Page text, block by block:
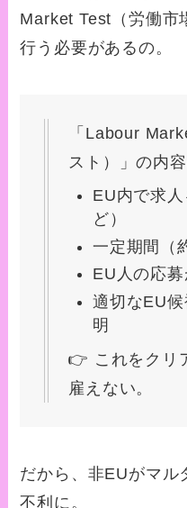
Market Test（労働市
行う必要があるの。
「Labour
スト）」の内容
EU内で求
ど）
一定期間（
EU人の応
適切なEU
明
👉 これをクリ
雇えない。
だから、非EUがマル
不利に。